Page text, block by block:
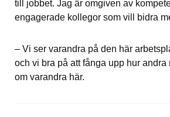
till jobbet. Jag är omgiven av
engagerade kollegor som vill bidra
– Vi ser varandra på den här
och vi bra på att fånga upp hur andra
om varandra här.